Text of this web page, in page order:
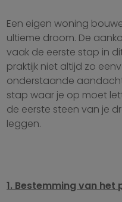
Een eigen woning
ultieme droom. De
vaak de eerste stap in
praktijk niet altijd zo
onderstaande
stap waar je op moet
de eerste steen van je
leggen.
1. Bestemming van het